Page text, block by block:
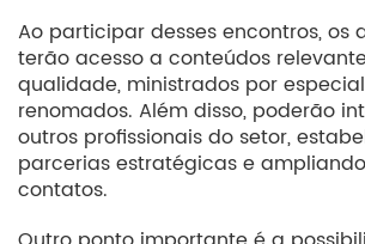
Ao participar desses encontros, os
terão acesso a conteúdos
qualidade, ministrados por
renomados. Além disso, poderão
outros profissionais do setor,
parcerias estratégicas e
contatos.